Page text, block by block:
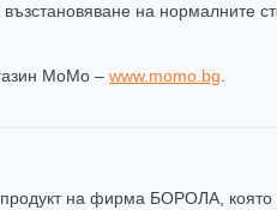
на нормалните
МоМо – www.momo.bg
на фирма БОРОЛА,